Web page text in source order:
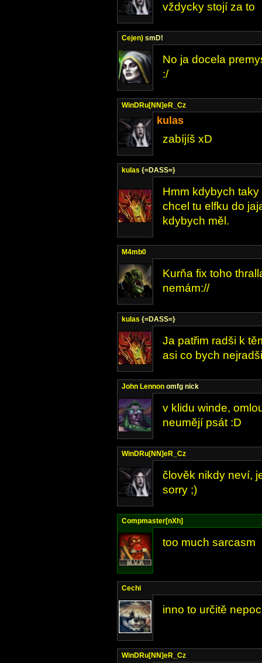
vždycky stojí za to
Cejen) smD!
No ja docela
:/
WinDRu[NN]eR_Cz
kulas
zabíjíš xD
kulas {=DASS=}
Hmm kdybych
chcel tu elfku do
kdybych měl.
M4mb0
Kurňa fix toho
nemám://
kulas {=DASS=}
Ja patřim radši k
asi co bych
John Lennon omfg nick
v klidu winde,
neumějí psát :D
WinDRu[NN]eR_Cz
člověk nikdy neví,
sorry ;)
Compmaster[nXh]
too much sarcasm
Cechi
inno to určitě
WinDRu[NN]eR_Cz